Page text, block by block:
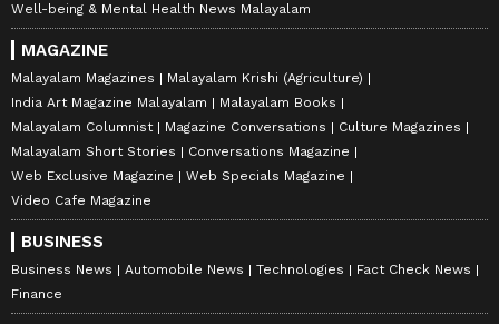
Well-being & Mental Health News Malayalam
MAGAZINE
Malayalam Magazines
Malayalam Krishi (Agriculture)
India Art Magazine Malayalam
Malayalam Books
Malayalam Columnist
Magazine Conversations
Culture Magazines
Malayalam Short Stories
Conversations Magazine
Web Exclusive Magazine
Web Specials Magazine
Video Cafe Magazine
BUSINESS
Business News Automobile News Technologies
Fact Check News
Finance